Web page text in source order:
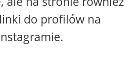
do profilów na